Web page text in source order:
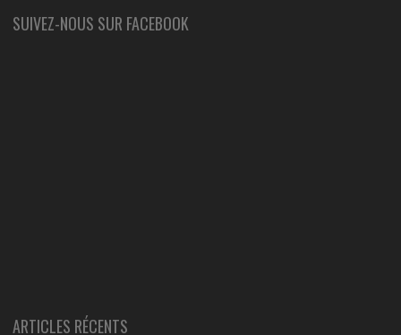
SUIVEZ-NOUS SUR FACEBOOK
ARTICLES RÉCENTS